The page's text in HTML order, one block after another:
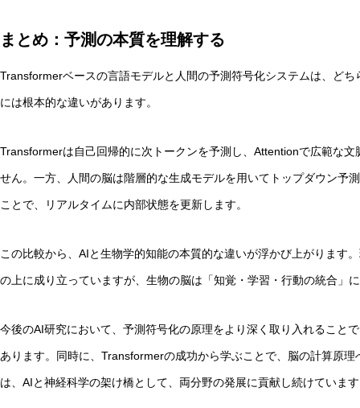
まとめ：予測の本質を理解する
Transformerベースの言語モデルと人間の予測符号化システムは、ど
には根本的な違いがあります。
Transformerは自己回帰的に次トークンを予測し、Attentionで広範な
せん。一方、人間の脳は階層的な生成モデルを用いてトップダウン予
ことで、リアルタイムに内部状態を更新します。
この比較から、AIと生物学的知能の本質的な違いが浮かび上がります
の上に成り立っていますが、生物の脳は「知覚・学習・行動の統合」
今後のAI研究において、予測符号化の原理をより深く取り入れること
あります。同時に、Transformerの成功から学ぶことで、脳の計算原
は、AIと神経科学の架け橋として、両分野の発展に貢献し続けていま